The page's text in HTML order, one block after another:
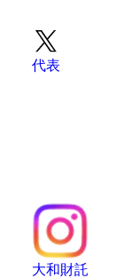
代表
大和財託